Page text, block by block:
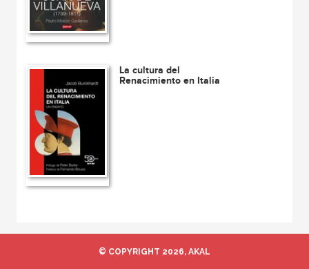
La cultura del
Renacimiento en Italia
© COPYRIGHT 2026, AKAL